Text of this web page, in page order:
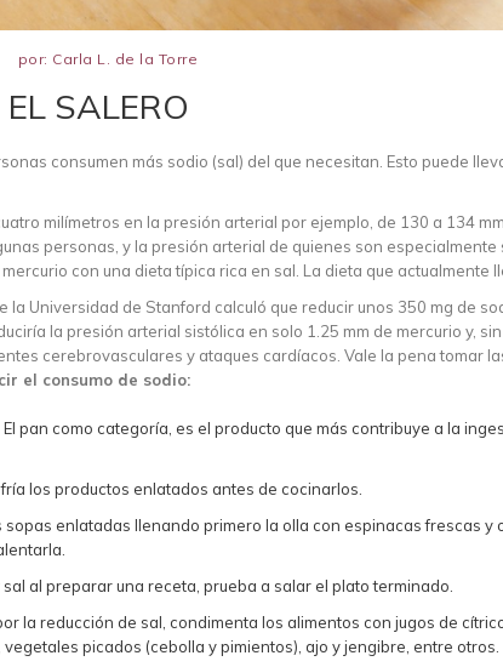
por: Carla L. de la Torre
SALERO
consumen más sodio (sal) del que necesitan. Esto puede
milímetros en la presión arterial por ejemplo, de 130 a 134
personas, y la presión arterial de quienes son especialmente
con una dieta típica rica en sal. La dieta que actualmente
la Universidad de Stanford calculó que reducir unos 350 mg de
la presión arterial sistólica en solo 1.25 mm de mercurio y,
cerebrovasculares y ataques cardíacos. Vale la pena tomar
el consumo de sodio:
pan como categoría, es el producto que más contribuye a la
los productos enlatados antes de cocinarlos.
sopas enlatadas llenando primero la olla con espinacas frescas y
al preparar una receta, prueba a salar el plato terminado.
la reducción de sal, condimenta los alimentos con jugos de
picados (cebolla y pimientos), ajo y jengibre, entre otros.